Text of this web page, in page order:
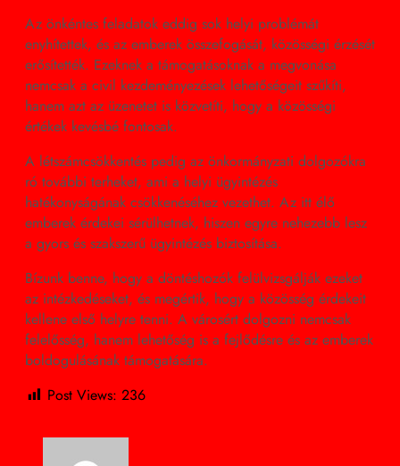
Az önkéntes feladatok eddig sok helyi problémát
enyhítettek, és az emberek összefogását, közösségi érzését
erősítették. Ezeknek a támogatásoknak a megvonása
nemcsak a civil kezdeményezések lehetőségeit szűkíti,
hanem azt az üzenetet is közvetíti, hogy a közösségi
értékek kevésbé fontosak.
A létszámcsökkentés pedig az önkormányzati dolgozókra
ró további terheket, ami a helyi ügyintézés
hatékonyságának csökkenéséhez vezethet. Az itt élő
emberek érdekei sérülhetnek, hiszen egyre nehezebb lesz
a gyors és szakszerű ügyintézés biztosítása.
Bízunk benne, hogy a döntéshozók felülvizsgálják ezeket
az intézkedéseket, és megértik, hogy a közösség érdekeit
kellene első helyre tenni. A városért dolgozni nemcsak
felelősség, hanem lehetőség is a fejlődésre és az emberek
boldogulásának támogatására.
Post Views: 236